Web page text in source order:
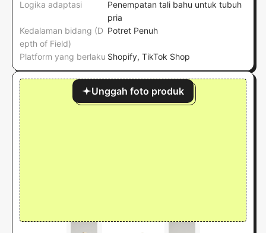
Logika adaptasi
Penempatan tali bahu untuk tubuh
pria
Kedalaman bidang (D
epth of Field)
Potret Penuh
Platform yang berlaku Shopify, TikTok Shop
Unggah foto produk